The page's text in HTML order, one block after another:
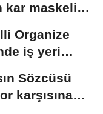
kar maskeli
Organize
iş yeri
Sözcüsü
karşısına